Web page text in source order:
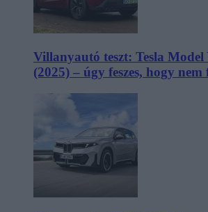
Villanyautó teszt: Tesla Model
(2025) – úgy feszes, hogy nem